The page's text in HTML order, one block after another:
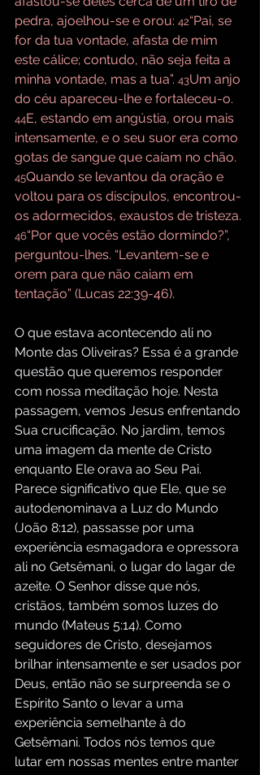
pedra, ajoelhou-se e orou: 42“Pai, se
for da tua vontade, afasta de mim
este cálice; contudo, não seja feita a
minha vontade, mas a tua”. 43Um anjo
do céu apareceu-lhe e fortaleceu-o.
44E, estando em angústia, orou mais
intensamente, e o seu suor era como
gotas de sangue que caíam no chão.
45Quando se levantou da oração e
voltou para os discípulos, encontrou-
os adormecidos, exaustos de tristeza.
46“Por que vocês estão dormindo?”,
perguntou-lhes. “Levantem-se e
orem para que não caiam em
tentação” (Lucas 22:39-46).
O que estava acontecendo ali no
Monte das Oliveiras? Essa é a grande
questão que queremos responder
com nossa meditação hoje. Nesta
passagem, vemos Jesus enfrentando
Sua crucificação. No jardim, temos
uma imagem da mente de Cristo
enquanto Ele orava ao Seu Pai.
Parece significativo que Ele, que se
autodenominava a Luz do Mundo
(João 8:12), passasse por uma
experiência esmagadora e opressora
ali no Getsêmani, o lugar do lagar de
azeite. O Senhor disse que nós,
cristãos, também somos luzes do
mundo (Mateus 5:14). Como
seguidores de Cristo, desejamos
brilhar intensamente e ser usados por
Deus, então não se surpreenda se o
Espírito Santo o levar a uma
experiência semelhante à do
Getsêmani. Todos nós temos que
lutar em nossas mentes entre manter